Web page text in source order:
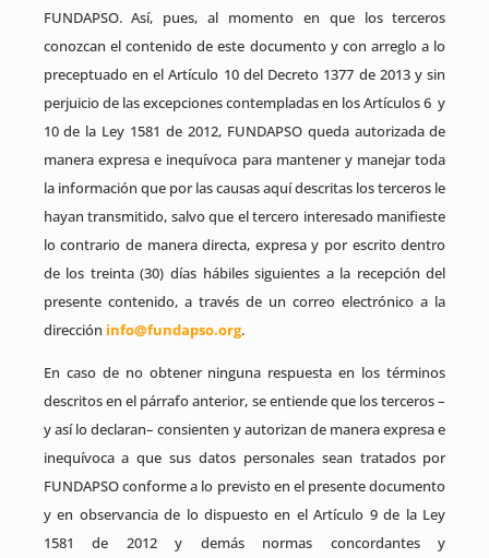
FUNDAPSO. Así, pues, al momento en que los terceros
conozcan el contenido de este documento y con arreglo a lo
preceptuado en el Artículo 10 del Decreto 1377 de 2013 y sin
perjuicio de las excepciones contempladas en los Artículos 6 y
10 de la Ley 1581 de 2012, FUNDAPSO queda autorizada de
manera expresa e inequívoca para mantener y manejar toda
la información que por las causas aquí descritas los terceros le
hayan transmitido, salvo que el tercero interesado manifieste
lo contrario de manera directa, expresa y por escrito dentro
de los treinta (30) días hábiles siguientes a la recepción del
presente contenido, a través de un correo electrónico a la
dirección info@fundapso.org.
En caso de no obtener ninguna respuesta en los términos
descritos en el párrafo anterior, se entiende que los terceros –
y así lo declaran– consienten y autorizan de manera expresa e
inequívoca a que sus datos personales sean tratados por
FUNDAPSO conforme a lo previsto en el presente documento
y en observancia de lo dispuesto en el Artículo 9 de la Ley
1581 de 2012 y demás normas concordantes y